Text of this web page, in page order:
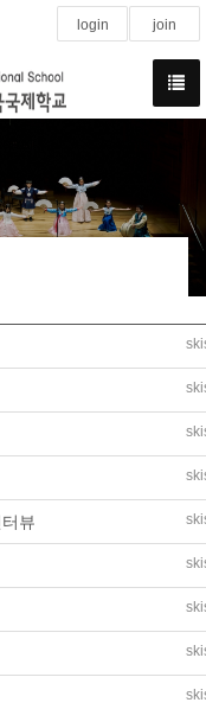
login join
라인 광복절 기념식-한인
-SKIS 방역학습 안전망
글학교, 코로나19속 1학
, G6 임기현 학생 과기부
뷰
-싱가포르한국국제학교
제학교 '제70회 한국어능
르에서 한국어능력시험